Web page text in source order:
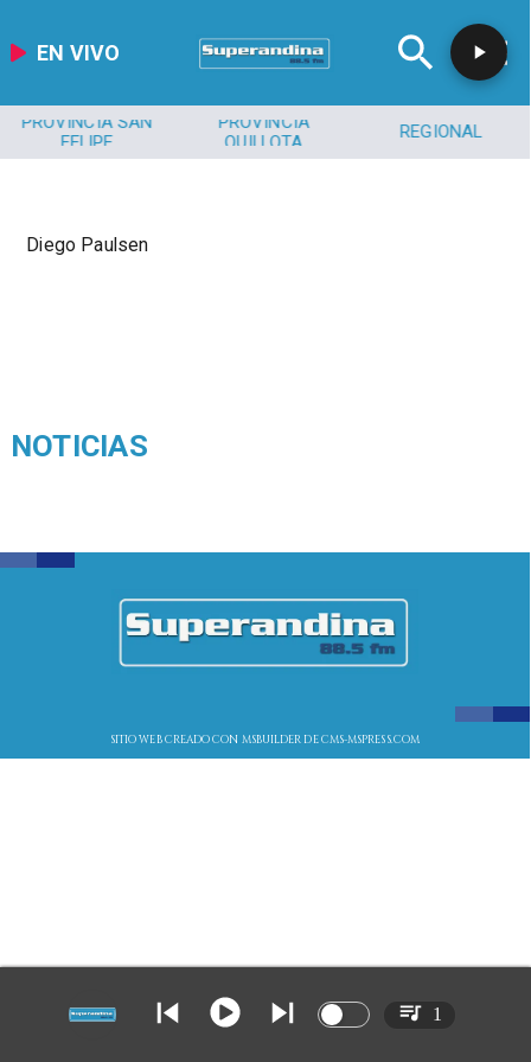
EN VIVO
PROVINCIA SAN
FELIPE
PROVINCIA
QUILLOTA
REGIONAL
Diego Paulsen
NOTICIAS
SITIO WEB CREADO CON MSBUILDER DE CMS-MSPRESS.COM
1